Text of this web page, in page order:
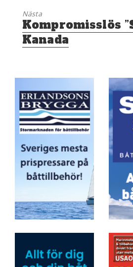
Nästa
Nästa
inlägg:
Kompromisslös
Kanada